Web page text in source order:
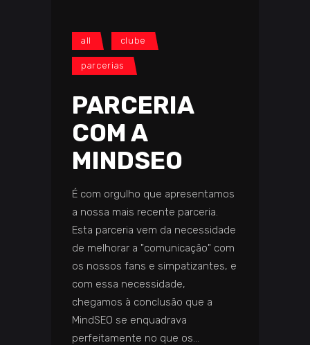
all clube
parcerias
PARCERIA
COM A
MINDSEO
É com orgulho que apresentamos
a nossa mais recente parceria.
Esta parceria vem da necessidade
de melhorar a "comunicação" com
os nossos fans e simpatizantes, e
com essa necessidade,
chegamos à conclusão que a
MindSEO se enquadrava
perfeitamente no que os